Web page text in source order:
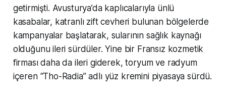
getirmişti. Avusturya’da kaplıcalarıyla ünlü
kasabalar, katranlı zift cevheri bulunan bölgelerde
kampanyalar başlatarak, sularının sağlık kaynağı
olduğunu ileri sürdüler. Yine bir Fransız kozmetik
firması daha da ileri giderek, toryum ve radyum
içeren “Tho-Radia” adlı yüz kremini piyasaya sürdü.